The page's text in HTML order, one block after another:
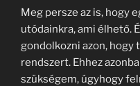
Meg persze az is, hogy
utódainkra, ami élhető.
gondolkozni azon,
rendszert. Ehhez
szükségem, úgyhogy